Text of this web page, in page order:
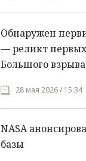
Обнаружен
— реликт
Большого взрыва
28 мая 2026 / 15:34
NASA
базы